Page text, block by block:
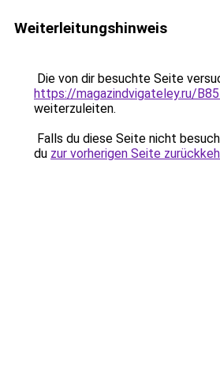
Weiterleitungshinweis
Die von dir besuchte Seite
https://magazindvigateley.ru/
weiterzuleiten.
Falls du diese Seite nicht
du zur vorherigen Seite